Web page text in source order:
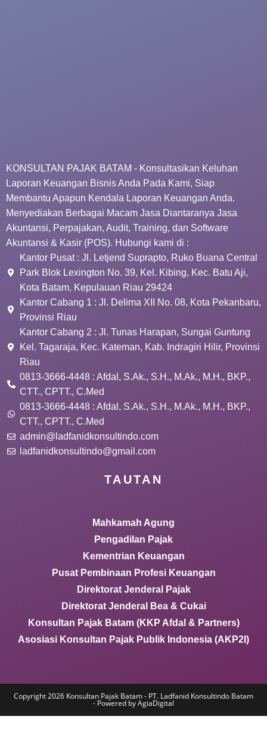
KONSULTAN PAJAK BATAM - Konsultasikan Keluhan
Laporan Keuangan Bisnis Anda Pada Kami, Siap
Membantu Apapun Kendala Laporan Keuangan Anda.
Menyediakan Berbagai Macam Jasa Diantaranya Jasa
Akuntansi, Perpajakan, Audit, Training, dan Software
Akuntansi & Kasir (POS). Hubungi kami di :
Kantor Pusat : Jl. Letjend Suprapto, Ruko Buana Central
Park Blok Lexington No. 39, Kel. Kibing, Kec. Batu Aji,
Kota Batam, Kepulauan Riau 29424
Kantor Cabang 1 : Jl. Delima XII No. 08, Kota Pekanbaru,
Provinsi Riau
Kantor Cabang 2 : Jl. Tunas Harapan, Sungai Guntung
Kel. Tagaraja, Kec. Kateman, Kab. Indragiri Hilir, Provinsi
Riau
0813-3666-4448 : Afdal, S.Ak., S.H., M.Ak., M.H., BKP.,
CTT., CPTT., C.Med
0813-3666-4448 : Afdal, S.Ak., S.H., M.Ak., M.H., BKP.,
CTT., CPTT., C.Med
admin@ladfanidkonsultindo.com
ladfanidkonsultindo@gmail.com
TAUTAN
Mahkamah Agung
Pengadilan Pajak
Kementrian Keuangan
Pusat Pembinaan Profesi Keuangan
Direktorat Jenderal Pajak
Direktorat Jenderal Bea & Cukai
Konsultan Pajak Batam (KKP Afdal & Partners)
Asosiasi Konsultan Pajak Publik Indonesia (AKP2I)
Copyright 2026 Konsultan Pajak Batam - PT. Ladfanid Konsultindo Batam
- Powered by AgiaDigital